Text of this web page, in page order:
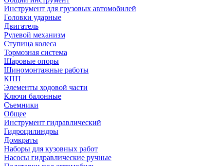
Инструмент для грузовых автомобилей
Головки ударные
Двигатель
Рулевой механизм
Ступица колеса
Тормозная система
Шаровые опоры
Шиномонтажные работы
КПП
Элементы ходовой части
Ключи балонные
Съемники
Общее
Инструмент гидравлический
Гидроцилиндры
Домкраты
Наборы для кузовных работ
Насосы гидравлические ручные